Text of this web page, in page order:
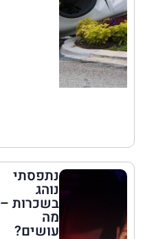
נתפסתי
נוהג
בשכרות –
מה
עושים?